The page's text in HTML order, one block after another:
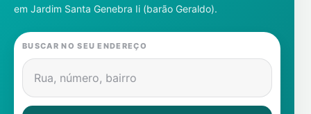
em Jardim Santa Genebra Ii (barão Geraldo).
BUSCAR NO SEU ENDEREÇO
Rua, número, bairro